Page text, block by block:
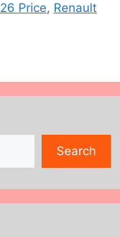
Price, Renault
Search